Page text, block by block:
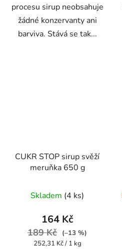
procesu sirup neobsahuje
žádné konzervanty ani
barviva. Stává se tak...
CUKR STOP sirup svěží
meruňka 650 g
Skladem (4 ks)
164 Kč
189 Kč
(–13 %)
Měrná
252,31 Kč / 1 kg